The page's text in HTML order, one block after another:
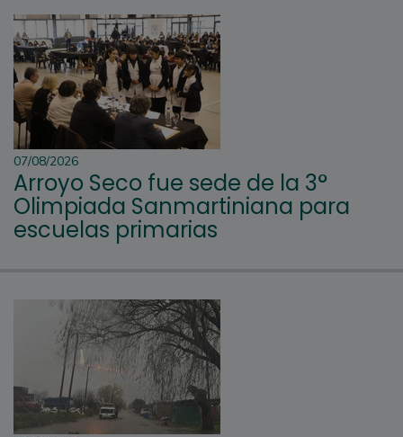
07/08/2026
Arroyo Seco fue sede de la 3°
Olimpiada Sanmartiniana para
escuelas primarias